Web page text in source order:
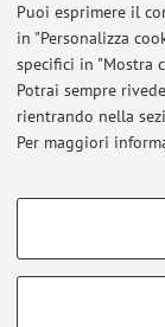
Puoi esprimere il
in "Personalizza
specifici in "Mostra
Potrai sempre
rientrando nella
Per maggiori
COOKIE DI
Bando Erasmus
Pubblicato il: 15
Area riservata
Accedi tramitelogin